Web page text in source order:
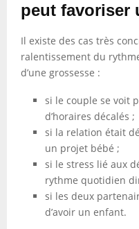
peut favoriser
Il existe des cas très
ralentissement du
d’une grossesse :
si le couple se voit
d’horaires décalés ;
si la relation était
un projet bébé ;
si le stress lié aux
rythme quotidien
si les deux
d’avoir un enfant.